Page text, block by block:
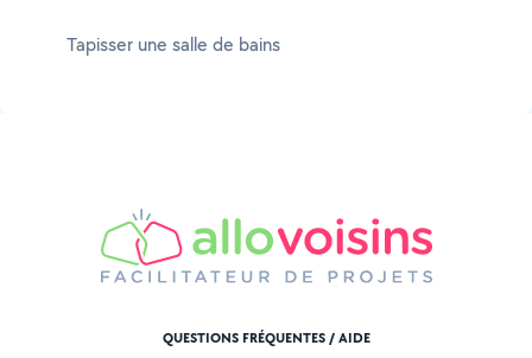
Tapisser une salle de bains
QUESTIONS FRÉQUENTES / AIDE